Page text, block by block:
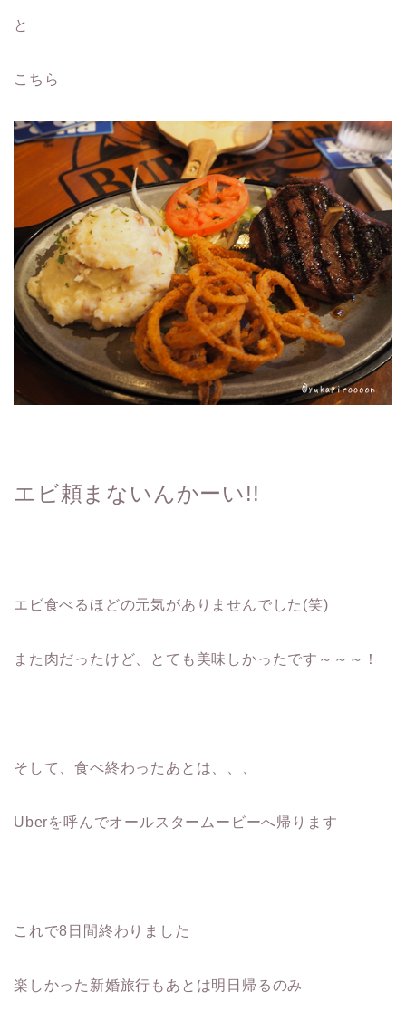
と
こちら
エビ頼まないんかーい!!
エビ食べるほどの元気がありませんでした(笑)
また肉だったけど、とても美味しかったです～～～！
そして、食べ終わったあとは、、、
Uberを呼んでオールスタームービーへ帰ります
これで8日間終わりました
楽しかった新婚旅行もあとは明日帰るのみ